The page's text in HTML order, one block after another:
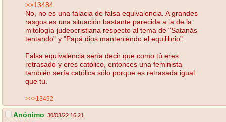
>>13484
No, no es una falacia de falsa equivalencia. A grandes
rasgos es una situación bastante parecida a la de la
mitología judeocristiana respecto al tema de "Satanás
tentando" y "Papá dios manteniendo el equilibrio".
Falsa equivalencia sería decir que como tú eres
retrasado y eres católico, entonces una feminista
también sería católica sólo porque es retrasada igual
que tú.
>>>13492
Anónimo 30/03/22 16:21